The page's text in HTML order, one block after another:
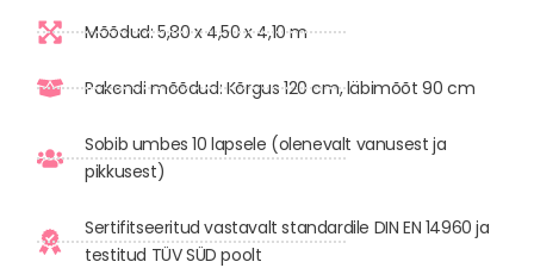
Mõõdud: 5,80 x 4,50 x 4,10 m
Pakendi mõõdud: Kõrgus 120 cm, läbimõõt 90 cm
Sobib umbes 10 lapsele (olenevalt vanusest ja
pikkusest)
Sertifitseeritud vastavalt standardile DIN EN 14960 ja
testitud TÜV SÜD poolt